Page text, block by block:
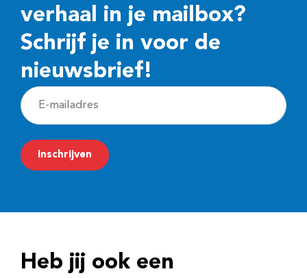
verhaal in je mailbox?
Schrijf je in voor de
nieuwsbrief!
E
-
m
a
r
Inschrijven
Heb jij ook een